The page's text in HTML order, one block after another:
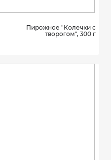
Пирожное "Колечки с
творогом", 300 г